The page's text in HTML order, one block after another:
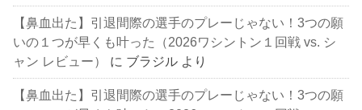
【鼻血出た】引退間際の選手のプレーじゃない！3つの願
いの１つが早くも叶った（2026ワシントン１回戦 vs. シ
ャン レビュー）
に ブラジル より
【鼻血出た】引退間際の選手のプレーじゃない！3つの願